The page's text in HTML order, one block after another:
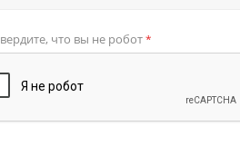
что вы не робот*